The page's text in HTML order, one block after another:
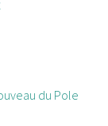
du Pole